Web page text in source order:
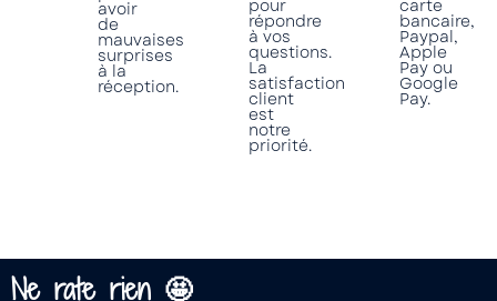
avoir
de
mauvaises
surprises
à la
réception.
pour
répondre
à vos
questions.
La
satisfaction
client
est
notre
priorité.
carte
bancaire,
Paypal,
Apple
Pay ou
Google
Pay.
Ne rate rien 🤩